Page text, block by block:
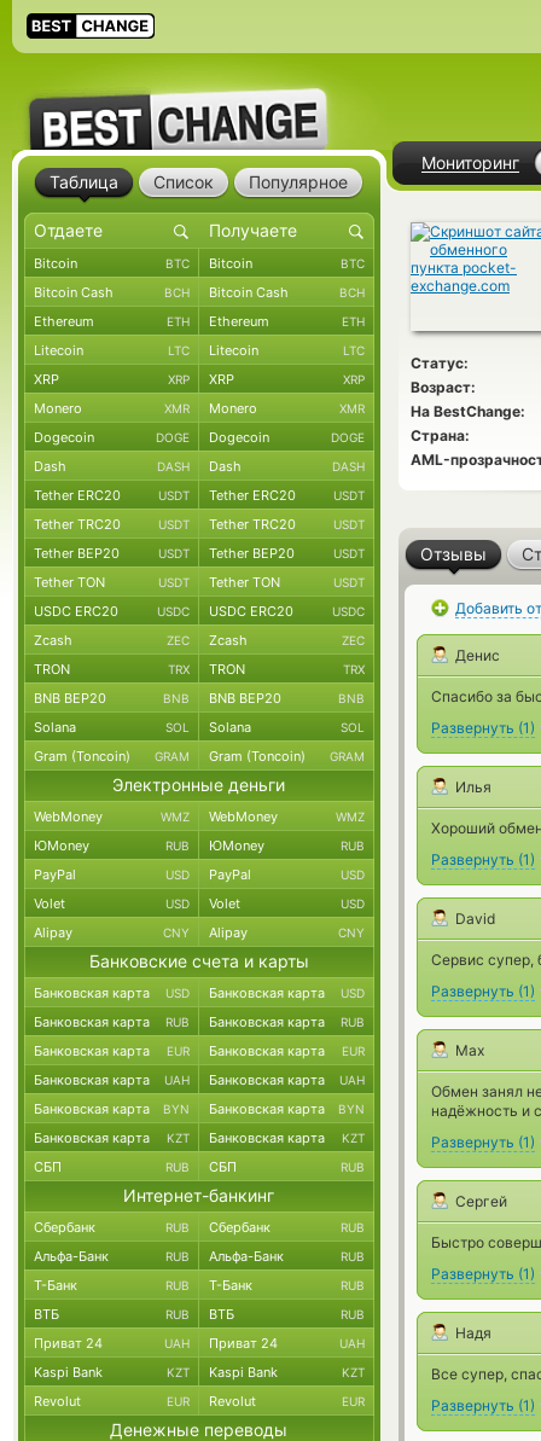
Мониторинг
Статус:
Возраст:
На BestChange:
Страна:
AML-
Отзывы
Добавить
Денис
Спасибо за
Развернуть (1)
Илья
Хороший
Развернуть (1)
David
Сервис супер,
Развернуть (1)
Max
Обмен занял
надёжность и
Развернуть (1)
Сергей
Быстро
Развернуть (1)
Надя
Все супер,
Развернуть (1)
Таблица Список Популярное
Bitcoin BTC Bitcoin BTC
Bitcoin Cash BCH Bitcoin Cash BCH
Ethereum ETH Ethereum ETH
Litecoin LTC Litecoin LTC
XRP XRP XRP XRP
Monero XMR Monero XMR
Dogecoin DOGE Dogecoin DOGE
Dash DASH Dash DASH
Tether ERC20 USDT Tether ERC20 USDT
Tether TRC20 USDT Tether TRC20 USDT
Tether BEP20 USDT Tether BEP20 USDT
Tether TON USDT Tether TON USDT
USDC ERC20 USDC USDC ERC20 USDC
Zcash ZEC Zcash ZEC
TRON TRX TRON TRX
BNB BEP20 BNB BNB BEP20 BNB
Solana SOL Solana SOL
Gram (Toncoin) GRAM Gram (Toncoin) GRAM
Электронные деньги
WebMoney WMZ WebMoney WMZ
ЮMoney RUB ЮMoney RUB
PayPal USD PayPal USD
Volet USD Volet USD
Alipay CNY Alipay CNY
Банковские счета и карты
Банковская карта USD Банковская карта USD
Банковская карта RUB Банковская карта RUB
Банковская карта EUR Банковская карта EUR
Банковская карта UAH Банковская карта UAH
Банковская карта BYN Банковская карта BYN
Банковская карта KZT Банковская карта KZT
СБП RUB СБП RUB
Интернет-банкинг
Сбербанк RUB Сбербанк RUB
Альфа-Банк RUB Альфа-Банк RUB
Т-Банк RUB Т-Банк RUB
ВТБ RUB ВТБ RUB
Приват 24 UAH Приват 24 UAH
Kaspi Bank KZT Kaspi Bank KZT
Revolut EUR Revolut EUR
Денежные переводы